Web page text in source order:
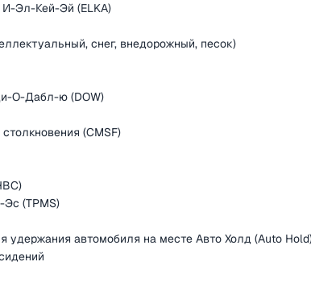
И-Эл-Кей-Эй (ELKA)
снег, внедорожный, песок)
О-Дабл-ю (DOW)
(CMSF)
(TPMS)
удержания автомобиля на месте Авто Холд (Auto